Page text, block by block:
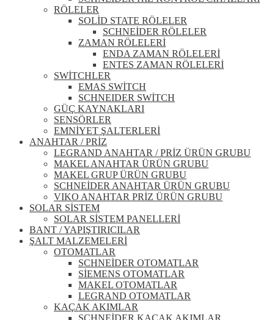
RÖLELER
SOLİD STATE RÖLELER
SCHNEİDER RÖLELER
ZAMAN RÖLELERİ
ENDA ZAMAN RÖLELERİ
ENTES ZAMAN RÖLELERİ
SWİTCHLER
EMAS SWİTCH
SCHNEIDER SWİTCH
GÜÇ KAYNAKLARI
SENSÖRLER
EMNİYET ŞALTERLERİ
ANAHTAR / PRİZ
LEGRAND ANAHTAR / PRİZ ÜRÜN GRUBU
MAKEL ANAHTAR ÜRÜN GRUBU
MAKEL GRUP ÜRÜN GRUBU
SCHNEİDER ANAHTAR ÜRÜN GRUBU
VIKO ANAHTAR PRİZ ÜRÜN GRUBU
SOLAR SİSTEM
SOLAR SİSTEM PANELLERİ
BANT / YAPIŞTIRICILAR
ŞALT MALZEMELERİ
OTOMATLAR
SCHNEİDER OTOMATLAR
SİEMENS OTOMATLAR
MAKEL OTOMATLAR
LEGRAND OTOMATLAR
KAÇAK AKIMLAR
SCHNEİDER KAÇAK AKIMLAR